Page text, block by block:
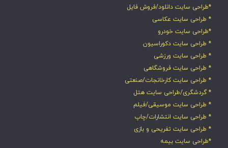
*طراحی سایت دانلود/فروش فایل
* طراحی سایت عکاسی
*طراحی سایت خودرو
* طراحی سایت دکوراسیون
* طراحی سایت ورزشی
* طراحی سایت فروشگاهی
* طراحی سایت کارخانجات/صنعتی
* گردشگری/طراحی سایت هتل
* طراحی سایت موسیقی/فیلم
* طراحی سایت انتشارات/چاپ
* طراحی سایت تفریحی و بازی
*طراحی سایت بیمه